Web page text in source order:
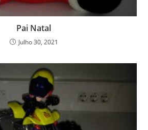
Pai Natal
Julho 30, 2021